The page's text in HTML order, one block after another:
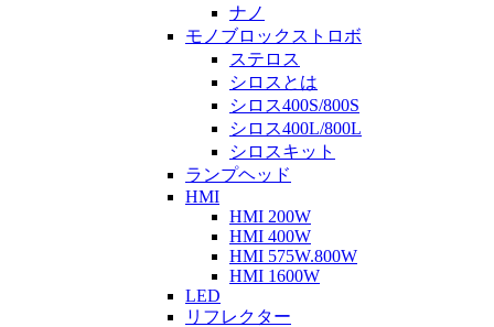
ナノ
モノブロックストロボ
ステロス
シロスとは
シロス400S/800S
シロス400L/800L
シロスキット
ランプヘッド
HMI
HMI 200W
HMI 400W
HMI 575W.800W
HMI 1600W
LED
リフレクター